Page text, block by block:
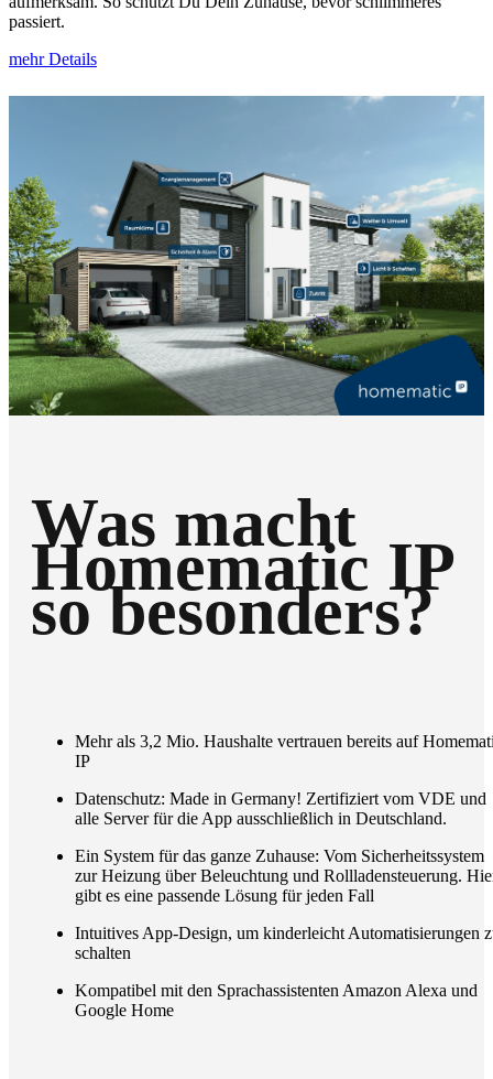
passiert.
mehr Details
Was macht
Homematic IP
so besonders?
Mehr als 3,2 Mio. Haushalte vertrauen bereits auf
IP
Datenschutz: Made in Germany! Zertifiziert vom VDE und
alle Server für die App ausschließlich in Deutschland.
Ein System für das ganze Zuhause: Vom Sicherheitssystem
zur Heizung über Beleuchtung und Rollladensteuerung.
gibt es eine passende Lösung für jeden Fall
Intuitives App-Design, um kinderleicht Automatisierungen
schalten
Kompatibel mit den Sprachassistenten Amazon Alexa und
Google Home